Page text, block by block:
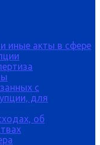
иные акты в сфере
с
для
об